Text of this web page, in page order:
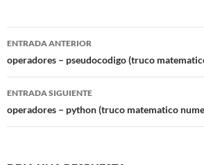
Navegación
de
entradas
ENTRADA ANTERIOR
operadores – pseudocodigo (truco
ENTRADA SIGUIENTE
operadores – python (truco matematico